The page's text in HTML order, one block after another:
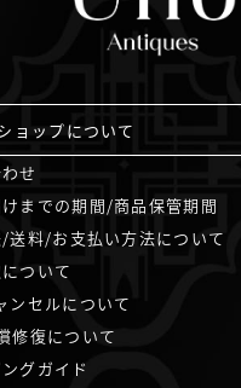
ョップについて
せ
までの期間/商品保管期間
送料/お支払い方法について
ついて
ンセルについて
修復について
グガイド